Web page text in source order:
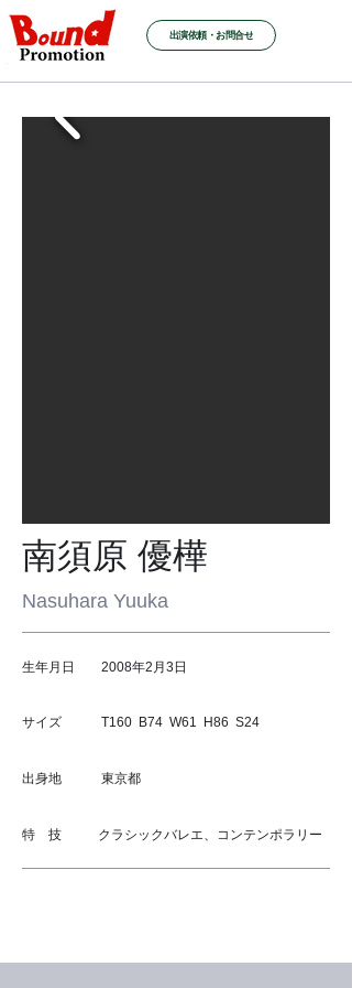
出演依頼・お問合せ
​南須原 優樺
Nasuhara Yuuka
生年月日 2008年2月3日
サイズ T160 B74 W61 H86 S24
出身地 東京都
特 技 クラシックバレエ、コンテンポラリー